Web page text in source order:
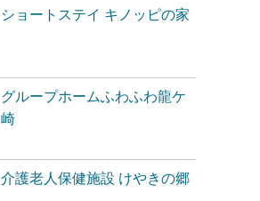
ショートステイ キノッピの家
グループホームふわふわ龍ケ
崎
介護老人保健施設 けやきの郷